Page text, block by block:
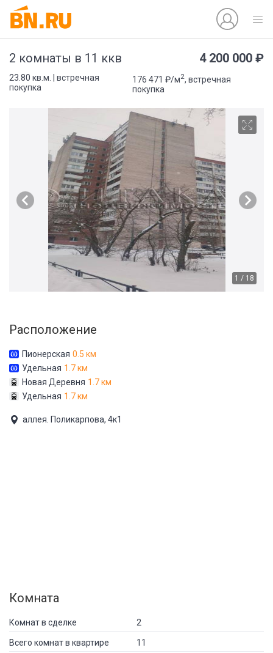
2 комнаты в 11 ккв 4 200 000 ₽
23.80 кв.м. | встречная
покупка
176 471 ₽/м2, встречная
покупка
1 / 18
Расположение
Пионерская 0.5 км
Удельная 1.7 км
Новая Деревня 1.7 км
Удельная 1.7 км
аллея. Поликарпова, 4к1
Комната
Комнат в сделке 2
Всего комнат в квартире 11